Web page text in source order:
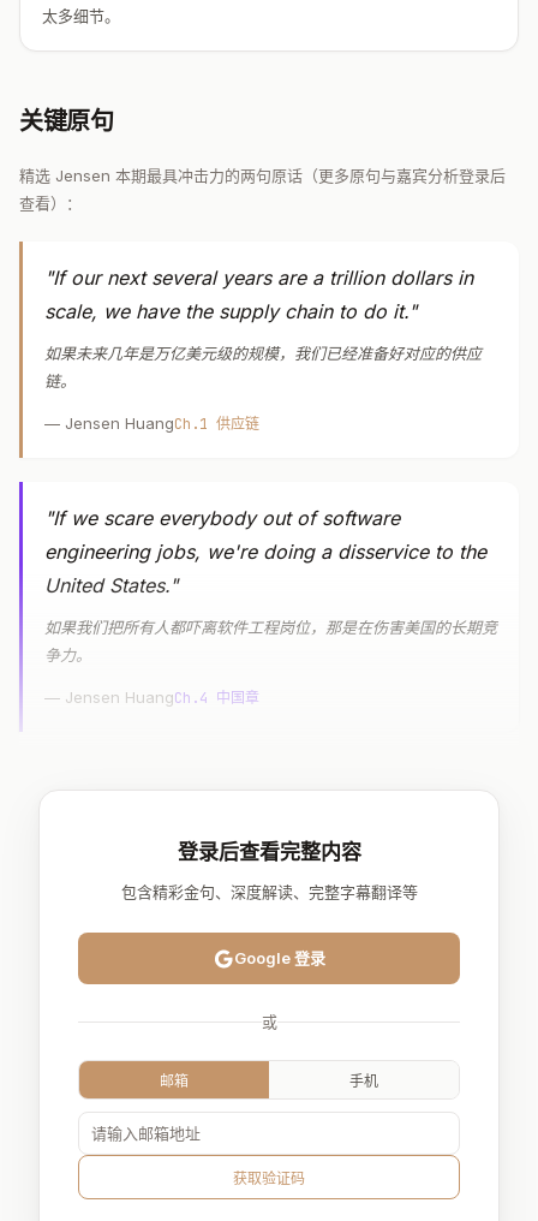
太多细节。
关键原句
精选 Jensen 本期最具冲击力的两句原话（更多原句与嘉宾分析登录后
查看）：
"If our next several years are a trillion dollars in
scale, we have the supply chain to do it."
如果未来几年是万亿美元级的规模，我们已经准备好对应的供应
链。
— Jensen HuangCh.1 供应链
"If we scare everybody out of software
engineering jobs, we're doing a disservice to the
United States."
如果我们把所有人都吓离软件工程岗位，那是在伤害美国的长期竞
争力。
— Jensen HuangCh.4 中国章
登录后查看完整内容
包含精彩金句、深度解读、完整字幕翻译等
Google 登录
或
邮箱 手机
获取验证码